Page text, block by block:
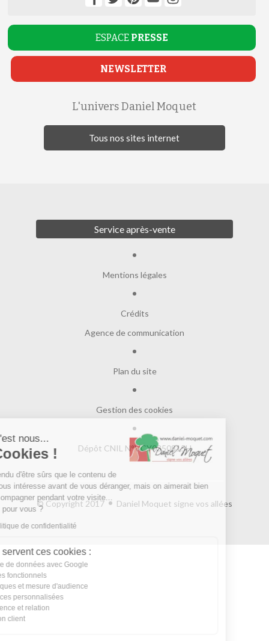
ESPACE PRESSE
NEWSLETTER
L'univers Daniel Moquet
Tous nos sites internet
Service après-vente
Mentions légales
Crédits
Agence de communication
Plan du site
Gestion des cookies
Dépôt CNIL N°VCY0350815H
© Copyright 2017 Daniel Moquet signe vos allées
Salut c'est nous...
les Cookies !
On a attendu d'être sûrs que le contenu de
ce site vous intéresse avant de vous déranger, mais on aimerait bien
vous accompagner pendant votre visite...
C'est OK pour vous ?
Lire la politique de confidentialité
À quoi servent ces cookies :
Partage de données avec Google
Cookies fonctionnels
Statistiques et mesure d'audience
Annonces personnalisées
Expérience et relation
Relation client